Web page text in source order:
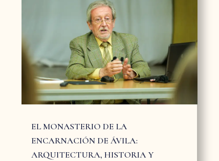
EL MONASTERIO DE LA
ENCARNACIÓN DE ÁVILA:
ARQUITECTURA, HISTORIA Y